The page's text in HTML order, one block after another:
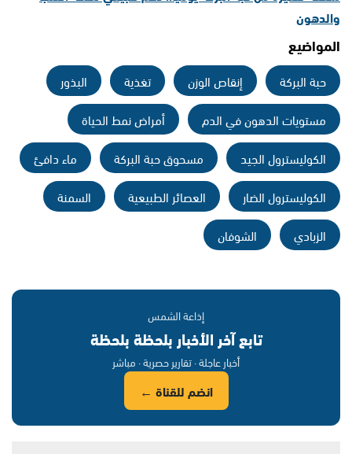
والدهون
المواضيع
حبة البركة إنقاص الوزن تغذية
البذور
مستويات الدهون في الدم
أمراض نمط الحياة
الكوليسترول الجيد
مسحوق حبة البركة
ماء دافئ
الكوليسترول الضار
العصائر الطبيعية
السمنة
الزبادي
الشوفان
إذاعة الشمس
تابع آخر الأخبار بلحظة بلحظة
أخبار عاجلة · تقارير حصرية · مباشر
انضم للقناة ←